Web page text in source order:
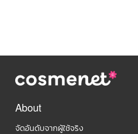
About
จัดอันดับจากผู้ใช้จริง